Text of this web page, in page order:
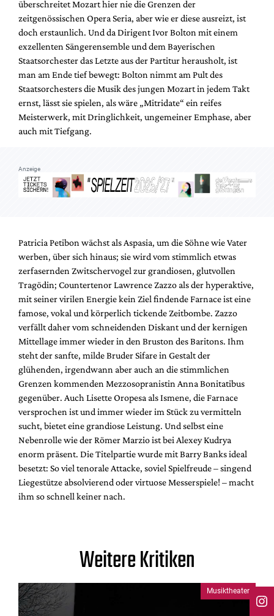
überschreitet Mozart hier nie die Grenzen der
zeitgenössischen Opera Seria, aber wie er diese ausreizt, ist
doch erstaunlich. Und da Dirigent Ivor Bolton mit einem
exzellenten Sängerensemble und dem Bayerischen
Staatsorchester das Letzte aus der Partitur herausholt, ist
man am Ende tief bewegt: Bolton nimmt am Pult des
Staatsorchesters die Musik des jungen Mozart in jedem Takt
ernst, lässt sie spielen, als wäre „Mitridate“ ein reifes
Meisterwerk, mit Dringlichkeit, ungemeiner Emphase, aber
auch mit Tiefgang.
Anzeige
Patricia Petibon wächst als Aspasia, um die Söhne wie Vater
werben, über sich hinaus; sie wird vom stimmlich etwas
zerfasernden Zwitschervogel zur grandiosen, glutvollen
Tragödin; Countertenor Lawrence Zazzo als der hyperaktive,
mit seiner virilen Energie kein Ziel findende Farnace ist eine
famose, vokal und körperlich tickende Zeitbombe. Zazzo
verfällt daher vom schneidenden Diskant und der kernigen
Mittellage immer wieder in den Bruston des Baritons. Ihm
steht der sanfte, milde Bruder Sifare in Gestalt der
glühenden, irgendwann aber auch an die stimmlichen
Grenzen kommenden Mezzosopranistin Anna Bonitatibus
gegenüber. Auch Lisette Oropesa als Ismene, die Farnace
versprochen ist und immer wieder im Stück zu vermitteln
sucht, bietet eine grandiose Leistung. Und selbst eine
Nebenrolle wie der Römer Marzio ist bei Alexey Kudrya
enorm präsent. Die Titelpartie wurde mit Barry Banks ideal
besetzt: So viel tenorale Attacke, soviel Spielfreude – singend
Liegestütze absolvierend oder virtuose Messerspiele! – macht
ihm so schnell keiner nach.
Weitere Kritiken
Musiktheater